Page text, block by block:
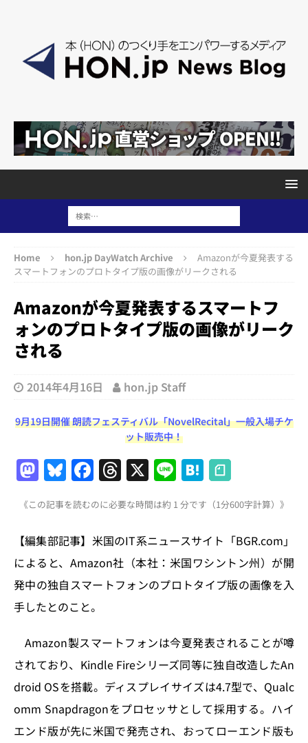
Home hon.jp DayWatch Archive
Amazonが今夏発表する
スマートフォンのプロトタイプ版の画像がリークされる
Amazonが今夏発表するスマートフ
ォンのプロトタイプ版の画像がリーク
される
2014年4月16日 hon.jp Staff
9月19日開催 朗読フェスティバル「NovelRecital」一般入場チケ
ット販売中！
M
a
st
o
d
o
n
Bl
u
e
s
k
y
F
a
c
e
b
o
o
T
h
re
a
d
s
X Li
n
e
H
at
e
n
a
《この記事を読むのに必要な時間は約 1 分です（1分600字計算）》
【編集部記事】米国のIT系ニュースサイト「BGR.com」
によると、Amazon社（本社：米国ワシントン州）が開
発中の独自スマートフォンのプロトタイプ版の画像を入
手したとのこと。
Amazon製スマートフォンは今夏発表されることが噂
されており、Kindle Fireシリーズ同等に独自改造したAn
droid OSを搭載。ディスプレイサイズは4.7型で、Qualc
omm Snapdragonをプロセッサとして採用する。ハイ
エンド版が先に米国で発売され、おってローエンド版も